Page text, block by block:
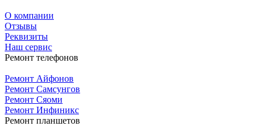
О компании
Отзывы
Реквизиты
Наш сервис
Ремонт телефонов
Ремонт Айфонов
Ремонт Самсунгов
Ремонт Сяоми
Ремонт Инфиникс
Ремонт планшетов